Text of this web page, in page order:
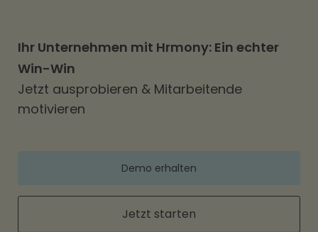
Ihr Unternehmen mit Hrmony: Ein echter
Win-Win
Jetzt ausprobieren & Mitarbeitende
motivieren
Demo erhalten
Jetzt starten